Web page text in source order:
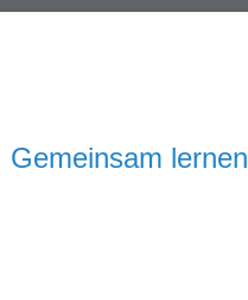
Gemeinsam